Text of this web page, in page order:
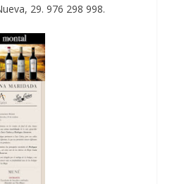
29. 976 298 998.